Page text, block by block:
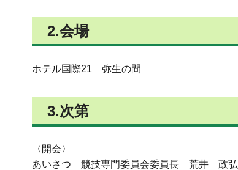
2.会場
ホテル国際21 弥生の間
3.次第
〈開会〉
あいさつ 競技専門委員会委員長 荒井 政弘